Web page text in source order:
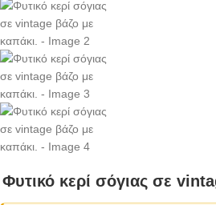
Φυτικό κερί σόγιας σε